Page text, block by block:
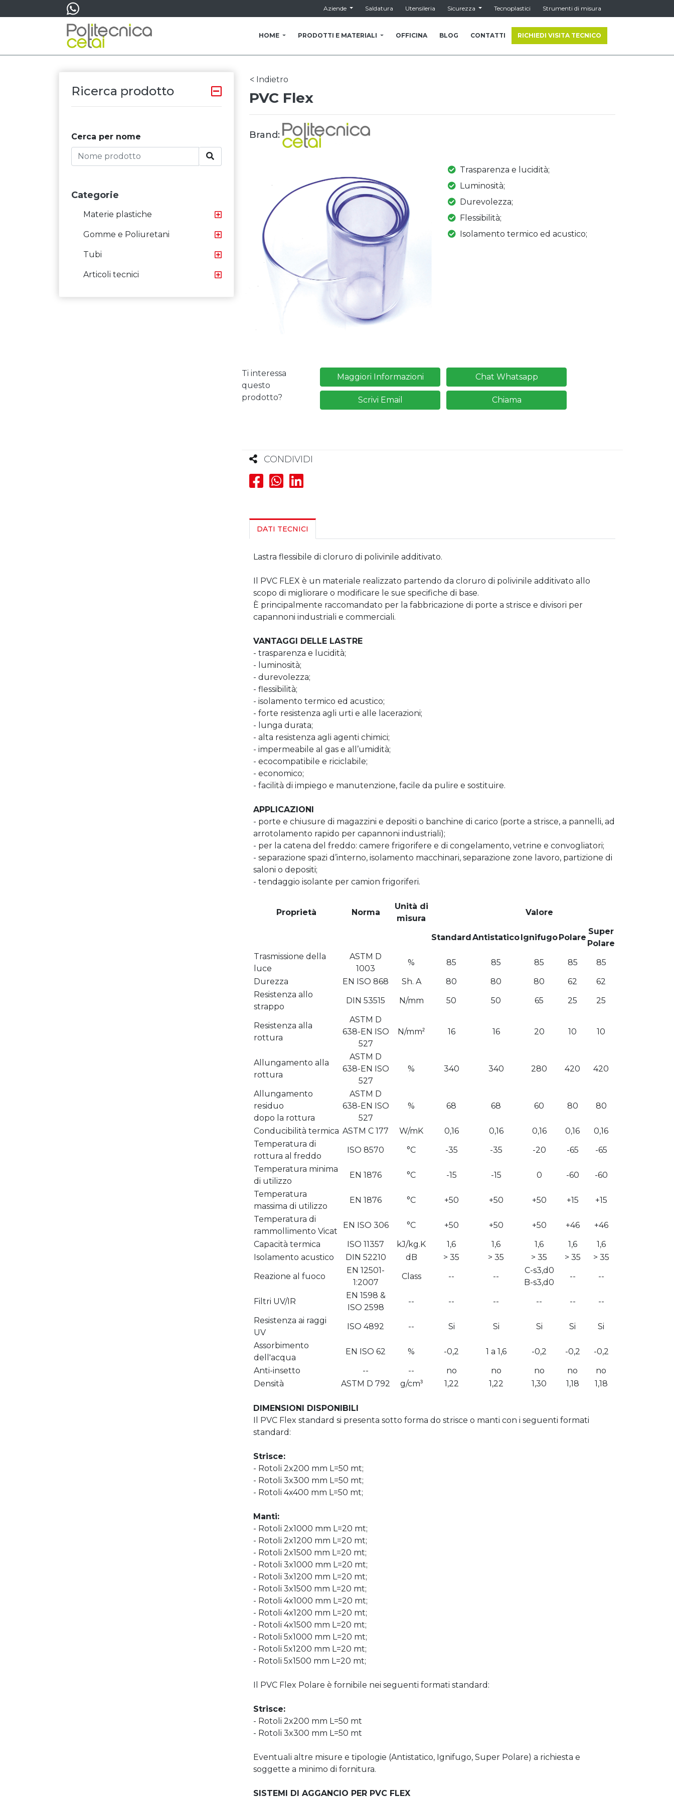
Aziende Saldatura Utensileria Sicurezza Tecnoplastici Strumenti di misura
HOME PRODOTTI E MATERIALI OFFICINA BLOG CONTATTI RICHIEDI VISITA TECNICO
Ricerca prodotto
Cerca per nome
Categorie
Materie plastiche
Gomme e Poliuretani
Tubi
Articoli tecnici
< Indietro
PVC Flex
Brand:
Trasparenza e lucidità;
Luminosità;
Durevolezza;
Flessibilità;
Isolamento termico ed acustico;
Ti interessa
questo
prodotto?
Maggiori Informazioni Chat Whatsapp
Scrivi Email Chiama
CONDIVIDI
DATI TECNICI
Lastra flessibile di cloruro di polivinile additivato.
Il PVC FLEX è un materiale realizzato partendo da cloruro di polivinile additivato allo
scopo di migliorare o modificare le sue specifiche di base.
È principalmente raccomandato per la fabbricazione di porte a strisce e divisori per
capannoni industriali e commerciali.
VANTAGGI DELLE LASTRE
- trasparenza e lucidità;
- luminosità;
- durevolezza;
- flessibilità;
- isolamento termico ed acustico;
- forte resistenza agli urti e alle lacerazioni;
- lunga durata;
- alta resistenza agli agenti chimici;
- impermeabile al gas e all’umidità;
- ecocompatibile e riciclabile;
- economico;
- facilità di impiego e manutenzione, facile da pulire e sostituire.
APPLICAZIONI
- porte e chiusure di magazzini e depositi o banchine di carico (porte a strisce, a pannelli, ad
arrotolamento rapido per capannoni industriali);
- per la catena del freddo: camere frigorifere e di congelamento, vetrine e convogliatori;
- separazione spazi d’interno, isolamento macchinari, separazione zone lavoro, partizione di
saloni o depositi;
- tendaggio isolante per camion frigoriferi.
Proprietà Norma
Unità di
misura
Valore
Standard Antistatico Ignifugo Polare
Super
Polare
Trasmissione della
luce
ASTM D
1003
% 85 85 85 85
85
Durezza
EN ISO 868 Sh. A 80 80 80 62
62
Resistenza allo
strappo
DIN 53515 N/mm 50 50 65 25 25
Resistenza alla
rottura
ASTM D
638-EN ISO
527
N/mm2 16 16 20 10 10
Allungamento alla
rottura
ASTM D
638-EN ISO
527
% 340 340 280 420 420
Allungamento
residuo
dopo la rottura
ASTM D
638-EN ISO
527
% 68 68 60 80 80
Conducibilità termica ASTM C 177 W/mK 0,16 0,16 0,16 0,16
0,16
Temperatura di
rottura al freddo
ISO 8570 °C -35 -35 -20 -65
-65
Temperatura minima
di utilizzo
EN 1876 °C -15 -15 0 -60
-60
Temperatura
massima di utilizzo
EN 1876 °C +50 +50 +50 +15
+15
Temperatura di
rammollimento Vicat
EN ISO 306 °C +50 +50 +50 +46
+46
Capacità termica
ISO 11357 kJ/kg.K 1,6 1,6 1,6 1,6
1,6
Isolamento acustico
DIN 52210 dB > 35 > 35 > 35 > 35
> 35
Reazione al fuoco
EN 12501-
1:2007
Class -- --
C-s3,d0
B-s3,d0
-- --
Filtri UV/IR
EN 1598 &
ISO 2598
-- -- -- -- --
--
Resistenza ai raggi
UV
ISO 4892 -- Si Si Si Si
Si
Assorbimento
dell'acqua
EN ISO 62 % -0,2 1 a 1,6 -0,2 -0,2
-0,2
Anti-insetto
-- -- no no no no
no
Densità
ASTM D 792 g/cm3 1,22 1,22 1,30 1,18 1,18
DIMENSIONI DISPONIBILI
Il PVC Flex standard si presenta sotto forma do strisce o manti con i seguenti formati
standard:
Strisce:
- Rotoli 2x200 mm L=50 mt;
- Rotoli 3x300 mm L=50 mt;
- Rotoli 4x400 mm L=50 mt;
Manti:
- Rotoli 2x1000 mm L=20 mt;
- Rotoli 2x1200 mm L=20 mt;
- Rotoli 2x1500 mm L=20 mt;
- Rotoli 3x1000 mm L=20 mt;
- Rotoli 3x1200 mm L=20 mt;
- Rotoli 3x1500 mm L=20 mt;
- Rotoli 4x1000 mm L=20 mt;
- Rotoli 4x1200 mm L=20 mt;
- Rotoli 4x1500 mm L=20 mt;
- Rotoli 5x1000 mm L=20 mt;
- Rotoli 5x1200 mm L=20 mt;
- Rotoli 5x1500 mm L=20 mt;
Il PVC Flex Polare è fornibile nei seguenti formati standard:
Strisce:
- Rotoli 2x200 mm L=50 mt
- Rotoli 3x300 mm L=50 mt
Eventuali altre misure e tipologie (Antistatico, Ignifugo, Super Polare) a richiesta e
soggette a minimo di fornitura.
SISTEMI DI AGGANCIO PER PVC FLEX